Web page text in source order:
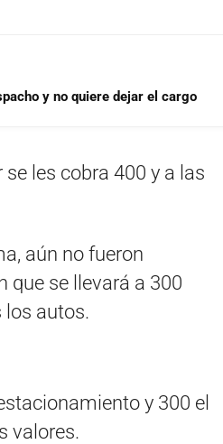
y no quiere dejar el cargo
les cobra 400 y a las
aún no fueron
que se llevará a 300
los autos.
y 300 el
valores.